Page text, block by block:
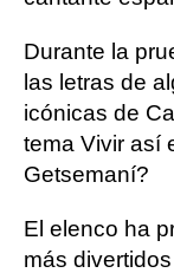
Durante la
las letras de
icónicas de
tema Vivir así
Getsemaní?
El elenco ha
más